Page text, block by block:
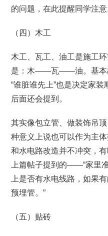
的问题，在此提醒同学注意
（四）木工
木工、瓦工、油工是施工
是：木——瓦——油。基本
“谁脏谁先上”也是决定家
后面还会提到。
其实像包立管、做装饰吊
种意义上说也可以作为主
和水电路改造并不冲突，
上篇帖子提到的——“家里
上是否有水电线路，如果
预埋管。”
（五）贴砖